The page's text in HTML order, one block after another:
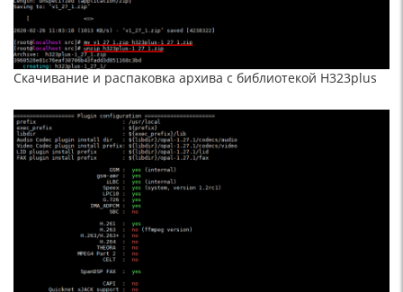
Скачивание и распаковка архива с библиотекой H323plus